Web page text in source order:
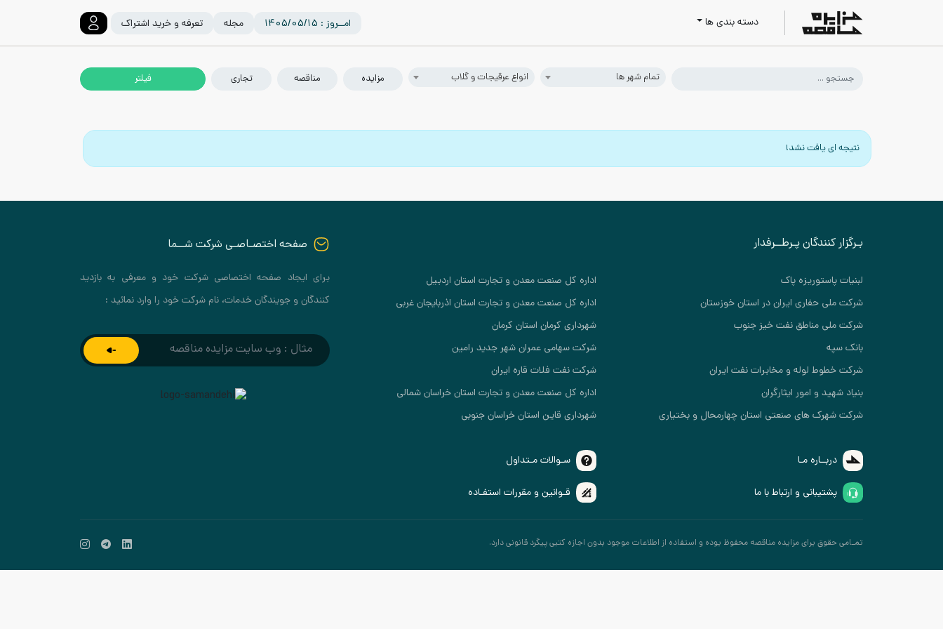
دسته بندی ها امــروز : 1405/05/15 مجله تعرفه و خرید اشتراک
تمام شهر ها انواع عرقیجات و گلاب مزایده مناقصه تجاری
نتیجه ای یافت نشد!
بـرگزار کنندگان پـرطــرفدار
لبنیات پاستوریزه پاک
اداره کل صنعت معدن و تجارت استان اردبیل
شرکت ملی حفاری ایران در استان خوزستان
اداره کل صنعت معدن و تجارت استان اذربایجان غربی
شرکت ملی مناطق نفت خیز جنوب
شهرداری کرمان استان کرمان
بانک سپه
شرکت سهامی عمران شهر جدید رامین
شرکت خطوط لوله و مخابرات نفت ایران
شرکت نفت فلات قاره ایران
بنیاد شهید و امور ایثارگران
اداره کل صنعت معدن و تجارت استان خراسان شمالی
شرکت شهرک های صنعتی استان چهارمحال و بختیاری
شهرداری قاین استان خراسان جنوبی
دربــاره مـا سـوالات مـتداول
پشتیبانی و ارتباط با ما قـوانین و مقررات استفـاده
صفحه اختصـاصـی شرکت شــما
برای ایجاد صفحه اختصاصی شرکت خود و معرفی به بازدید
کنندگان و جویندگان خدمات، نام شرکت خود را وارد نمائید :
تمـامی حقوق برای مزایده مناقصه محفوظ بوده و استفاده از اطلاعات موجود بدون اجازه کتبی پیگرد قانونی دارد.